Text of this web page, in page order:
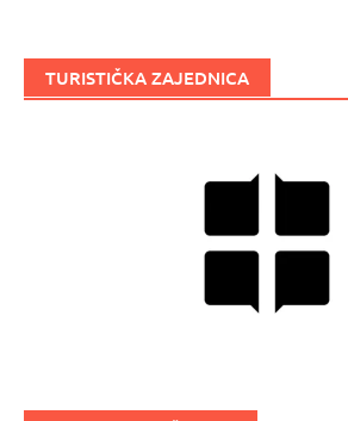
TURISTIČKA ZAJEDNICA